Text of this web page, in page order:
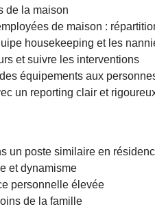
de la maison
de maison :
housekeeping et les
et suivre les interventions
équipements aux
un reporting clair et
un poste similaire en
et dynamisme
personnelle élevée
de la famille